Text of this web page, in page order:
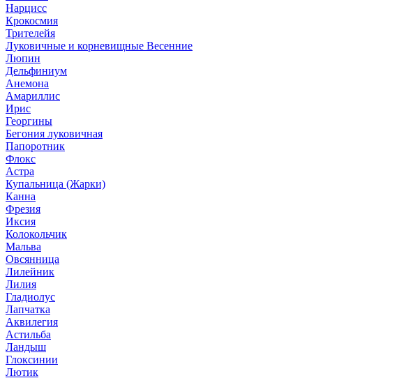
Нарцисс
Крокосмия
Трителейя
Луковичные и корневищные Весенние
Люпин
Дельфиниум
Анемона
Амариллис
Ирис
Георгины
Бегония луковичная
Папоротник
Флокс
Астра
Купальница (Жарки)
Канна
Фрезия
Иксия
Колокольчик
Мальва
Овсянница
Лилейник
Лилия
Гладиолус
Лапчатка
Аквилегия
Астильба
Ландыш
Глоксинии
Лютик